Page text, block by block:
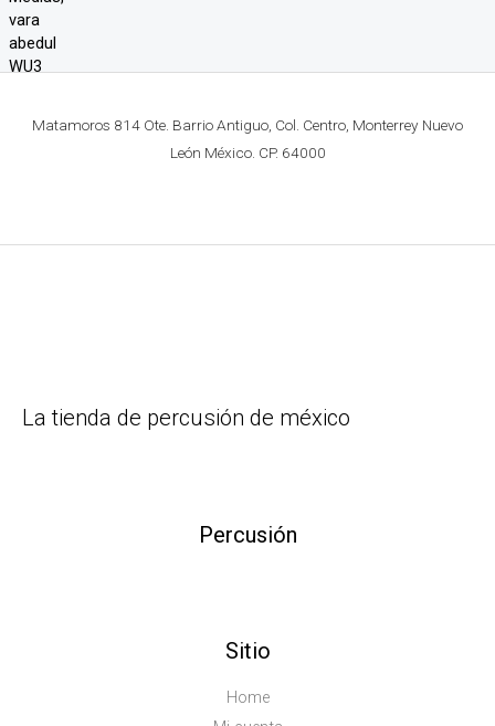
Matamoros 814 Ote. Barrio Antiguo, Col. Centro, Monterrey Nuevo
León México. CP. 64000
La tienda de percusión de méxico
Percusión
Sitio
Home